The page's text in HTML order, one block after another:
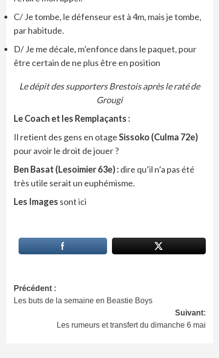
C/ Je tombe, le défenseur est à 4m, mais je tombe,
par habitude.
D/ Je me décale, m’enfonce dans le paquet, pour
être certain de ne plus être en position
Le dépit des supporters Brestois après le raté de
Grougi
Le Coach et les Remplaçants :
Il retient des gens en otageSissoko (Culma 72e)
pour avoir le droit de jouer ?
Ben Basat (Lesoimier 63e) :dire qu’il n’a pas été
très utile serait un euphémisme.
Les Images sontici
Navigation
d’article
Précédent :
Les buts de la semaine en Beastie Boys
Suivant:
Les rumeurs et transfert du dimanche 6 mai